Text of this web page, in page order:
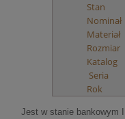
Stan
Nominał
Materiał
Rozmiar
Katalog
Seria
Rok
Jest w stanie bankowym